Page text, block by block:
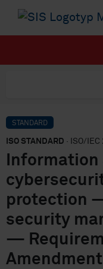
STANDARD
ISO STANDARD · ISO/
protection
security
—